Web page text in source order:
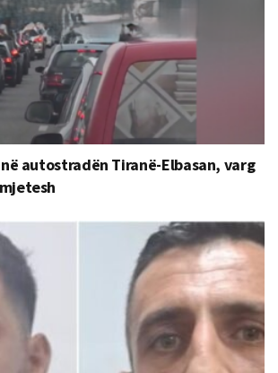
autostradën Tiranë-Elbasan, varg